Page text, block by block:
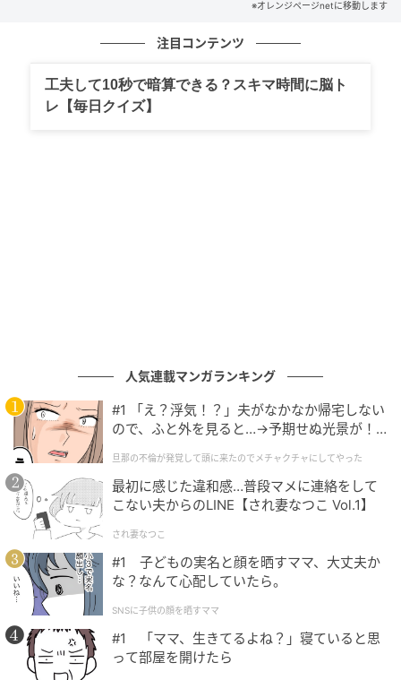
麺料理にも◎
このタレ一つで味が決まるので、麺と組み合わせても
時短＆絶品が叶います✨
オレンジページnet
※オレンジページnetに移動します
注目コンテンツ
工夫して10秒で暗算できる？スキマ時間に脳ト
レ【毎日クイズ】
人気連載マンガランキング
#1 「え？浮気！？」夫がなかなか帰宅しない
ので、ふと外を見ると…→予期せぬ光景が！
クチャにしてやった
旦那の不倫が発覚して頭に来たのでメチャクチャにしてやった
最初に感じた違和感…普段マメに連絡をして
こない夫からのLINE【され妻なつこ Vol.1】
され妻なつこ
#1 子どもの実名と顔を晒すママ、大丈夫か
な？なんて心配していたら。
SNSに子供の顔を晒すママ
#1 「ママ、生きてるよね？」寝ていると思
って部屋を開けたら